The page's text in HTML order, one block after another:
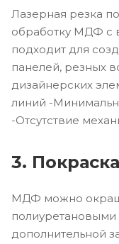
Лазерная резка
обработку МДФ с
подходит для
панелей, резных
дизайнерских
линий -
-Отсутствие
3.
МДФ можно
дополнительной